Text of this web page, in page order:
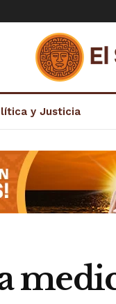
y Justicia